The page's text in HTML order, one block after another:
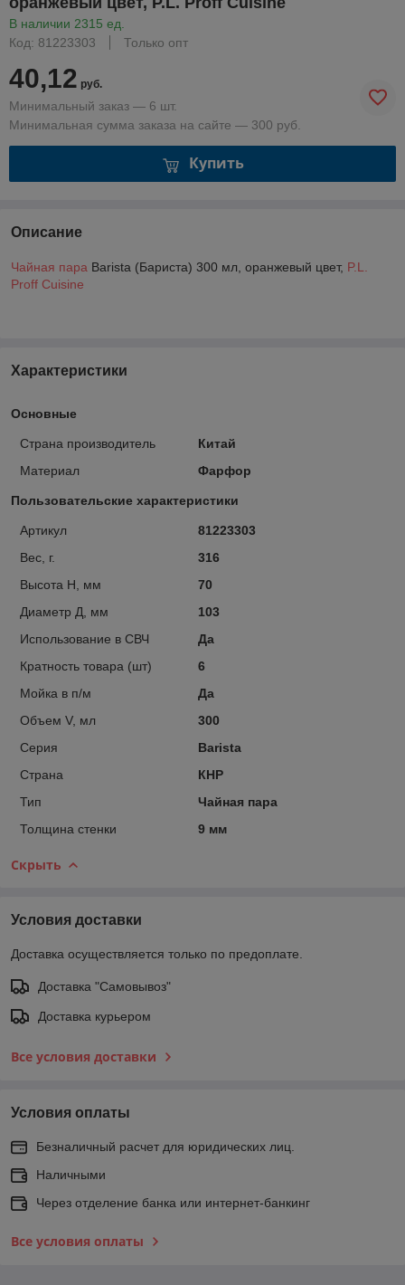
В наличии 2315 ед.
Код: 81223303
Только опт
40,12 руб.
Минимальный заказ — 6 шт.
Минимальная сумма заказа на сайте — 300 руб.
Купить
Описание
Чайная пара Barista (Бариста) 300 мл, оранжевый цвет, P.L.
Proff Cuisine
Характеристики
Основные
Страна производитель
Китай
Материал
Фарфор
Пользовательские характеристики
Артикул
81223303
Вес, г.
316
Высота H, мм
70
Диаметр Д, мм
103
Использование в СВЧ
Да
Кратность товара (шт)
6
Мойка в п/м
Да
Объем V, мл
300
Серия
Barista
Страна
КНР
Тип
Чайная пара
Толщина стенки
9 мм
Скрыть
Условия доставки
Доставка осуществляется только по предоплате.
Доставка "Самовывоз"
Доставка курьером
Все условия доставки
Условия оплаты
Безналичный расчет для юридических лиц.
Наличными
Через отделение банка или интернет-банкинг
Все условия оплаты